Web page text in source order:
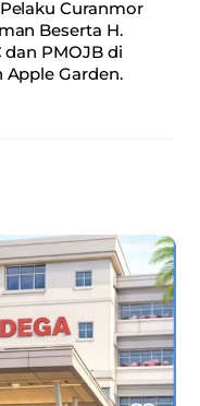
Curanmor
Beserta H.
PMOJB di
Apple Garden.